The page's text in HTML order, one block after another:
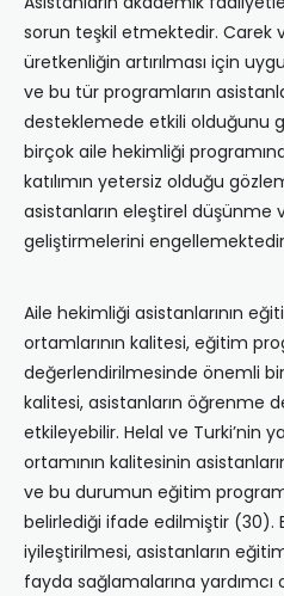
sorun teşkil etmektedir. Carek
üretkenliğin artırılması için
ve bu tür programların
desteklemede etkili olduğunu
birçok aile hekimliği
katılımın yetersiz olduğu
asistanların eleştirel düşünme
geliştirmelerini
Aile hekimliği asistanlarının
ortamlarının kalitesi, eğitim
değerlendirilmesinde önemli
kalitesi, asistanların öğrenme
etkileyebilir. Helal ve Turki’nin
ortamının kalitesinin
ve bu durumun eğitim
belirlediği ifade edilmiştir (30).
iyileştirilmesi, asistanların
fayda sağlamalarına yardımcı